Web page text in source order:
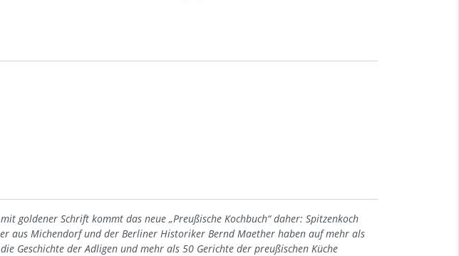
goldener Schrift kommt das neue „Preußische Kochbuch“ daher: Spitzenkoch
aus Michendorf und der Berliner Historiker Bernd Maether haben auf mehr als
Geschichte der Adligen und mehr als 50 Gerichte der preußischen Küche